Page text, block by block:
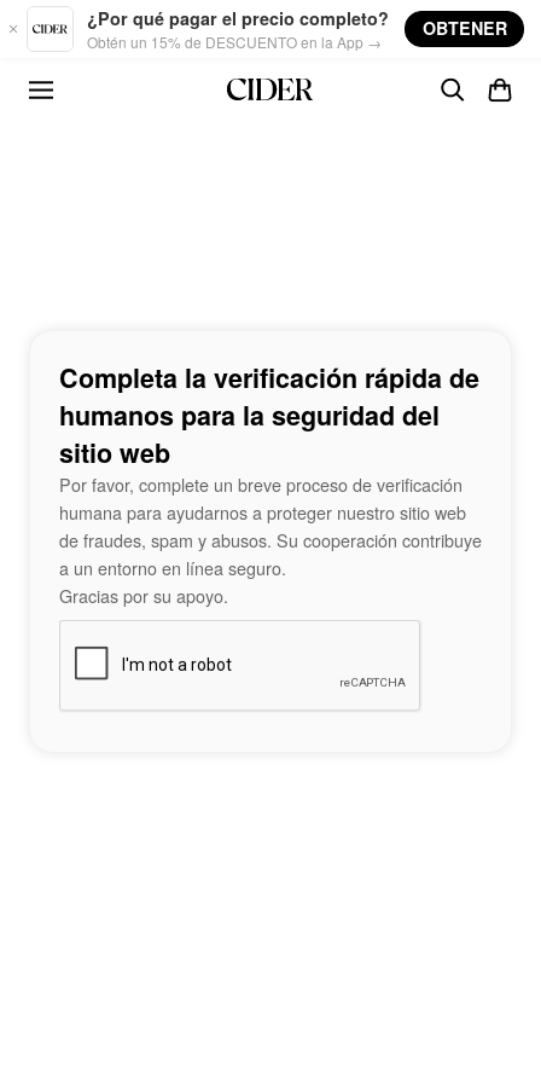
Skip to main content
¿Por qué pagar el precio completo?
Obtén un 15% de DESCUENTO en la App →
OBTENER
Completa la verificación rápida de
humanos para la seguridad del
sitio web
Por favor, complete un breve proceso de verificación
humana para ayudarnos a proteger nuestro sitio web
de fraudes, spam y abusos. Su cooperación contribuye
a un entorno en línea seguro.
Gracias por su apoyo.